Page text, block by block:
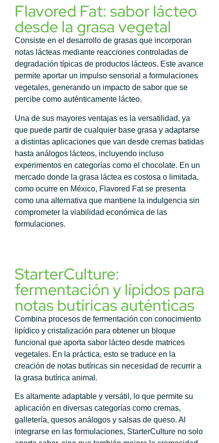
Flavored Fat: sabor lácteo
desde la grasa vegetal
Consiste en el desarrollo de grasas que incorporan
notas lácteas mediante reacciones controladas de
degradación típicas de productos lácteos. Este avance
permite aportar un impulso sensorial a formulaciones
vegetales, generando un impacto de sabor que se
percibe como auténticamente lácteo.
Una de sus mayores ventajas es la versatilidad, ya
que puede partir de cualquier base grasa y adaptarse
a distintas aplicaciones que van desde cremas batidas
hasta análogos lácteos, incluyendo incluso
experimentos en categorías como el chocolate. En un
mercado donde la grasa láctea es costosa o limitada,
como ocurre en México, Flavored Fat se presenta
como una alternativa que mantiene la indulgencia sin
comprometer la viabilidad económica de las
formulaciones.
StarterCulture:
fermentación y lípidos para
notas butíricas auténticas
Combina procesos de fermentación con conocimiento
lipídico y cristalización para obtener un bloque
funcional que aporta sabor lácteo desde matrices
vegetales. En la práctica, esto se traduce en la
creación de notas butíricas sin necesidad de recurrir a
la grasa butírica animal.
Es altamente adaptable y versátil, lo que permite su
aplicación en diversas categorías como cremas,
galletería, quesos análogos y salsas de queso. Al
integrarse en las formulaciones, StarterCulture no solo